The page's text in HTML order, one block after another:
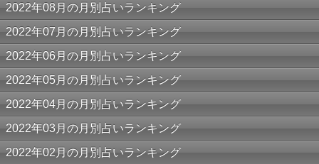
2022年08月の月別占いランキング
2022年07月の月別占いランキング
2022年06月の月別占いランキング
2022年05月の月別占いランキング
2022年04月の月別占いランキング
2022年03月の月別占いランキング
2022年02月の月別占いランキング